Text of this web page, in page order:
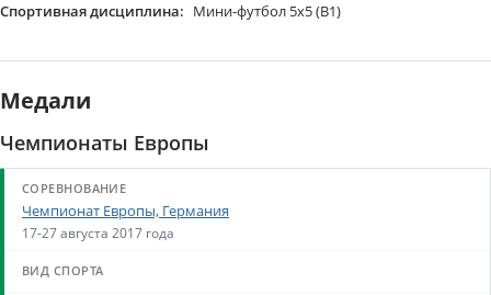
Спортивная дисциплина: Мини-футбол 5х5 (В1)
Медали
Чемпионаты Европы
Чемпионат Европы, Германия
17-27 августа 2017 года